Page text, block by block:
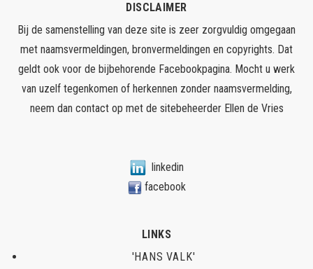
DISCLAIMER
Bij de samenstelling van deze site is zeer zorgvuldig omgegaan
met naamsvermeldingen, bronvermeldingen en copyrights. Dat
geldt ook voor de bijbehorende Facebookpagina. Mocht u werk
van uzelf tegenkomen of herkennen zonder naamsvermelding,
neem dan contact op met de sitebeheerder Ellen de Vries
linkedin
facebook
LINKS
'HANS VALK'